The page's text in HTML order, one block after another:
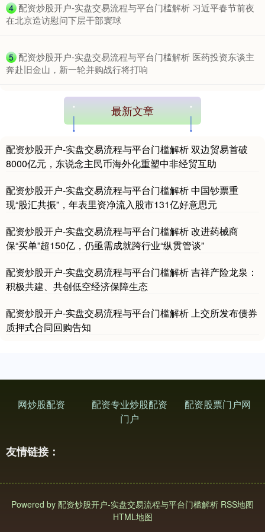
4 ​配资炒股开户-实盘交易流程与平台门槛解析 习近平春节前夜
在北京造访慰问下层干部寰球
5 ​配资炒股开户-实盘交易流程与平台门槛解析 医药投资东谈主
奔赴旧金山，新一轮并购战行将打响
最新文章
配资炒股开户-实盘交易流程与平台门槛解析 双边贸易首破
8000亿元，东说念主民币海外化重塑中非经贸互助
配资炒股开户-实盘交易流程与平台门槛解析 中国钞票重
现“股汇共振”，年表里资净流入股市131亿好意思元
配资炒股开户-实盘交易流程与平台门槛解析 改进药械商
保“买单”超150亿，仍亟需成就跨行业“纵贯管谈”
配资炒股开户-实盘交易流程与平台门槛解析 吉祥产险龙泉：
积极共建、共创低空经济保障生态
配资炒股开户-实盘交易流程与平台门槛解析 上交所发布债券
质押式合同回购告知
网炒股配资
配资专业炒股配资
门户
配资股票门户网
友情链接：
Powered by 配资炒股开户-实盘交易流程与平台门槛解析 RSS地图
HTML地图